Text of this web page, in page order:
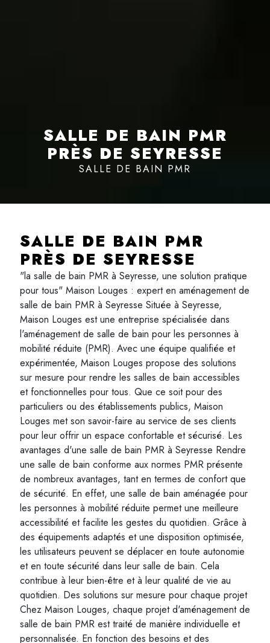
SALLE DE BAIN PMR
PRÈS DE SEYRESSE
SALLE DE BAIN PMR
SALLE DE BAIN PMR
PRÈS DE SEYRESSE
"la salle de bain PMR à Seyresse, une solution pratique
pour tous" Maison Louges : expert en aménagement de
salle de bain PMR à Seyresse Située à Seyresse,
Maison Louges est une entreprise spécialisée dans
l'aménagement de salle de bain pour les personnes à
mobilité réduite (PMR). Avec une équipe qualifiée et
expérimentée, Maison Louges propose des solutions
sur mesure pour rendre les salles de bain accessibles
et fonctionnelles pour tous. Que ce soit pour des
particuliers ou des établissements publics, Maison
Louges met son savoir-faire au service de ses clients
pour leur offrir un espace confortable et sécurisé. Les
avantages d'une salle de bain PMR à Seyresse Rendre
une salle de bain conforme aux normes PMR présente
de nombreux avantages, tant en termes de confort que
de sécurité. En effet, une salle de bain aménagée pour
les personnes à mobilité réduite permet une meilleure
accessibilité et facilite les gestes du quotidien. Grâce à
des équipements adaptés et une disposition optimisée,
les utilisateurs peuvent se déplacer en toute autonomie
et en toute sécurité dans leur salle de bain. Cela
contribue à leur bien-être et à leur qualité de vie au
quotidien. Des solutions sur mesure pour chaque projet
Chez Maison Louges, chaque projet d'aménagement de
salle de bain PMR est traité de manière individuelle et
personnalisée. En fonction des besoins et des